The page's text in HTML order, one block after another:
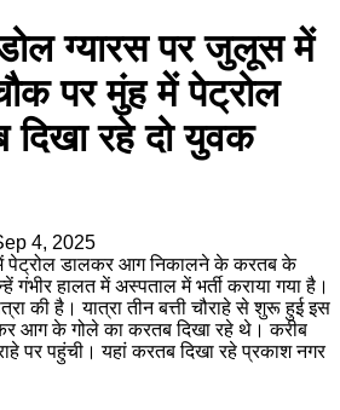
ग्यारस पर जुलूस में
पर मुंह में पेट्रोल
रहे दो युवक
4, 2025
पेट्रोल डालकर आग निकालने के करतब के
हालत में अस्पताल में भर्ती कराया गया है।
की है। यात्रा तीन बत्ती चौराहे से शुरू हुई इस
आग के गोले का करतब दिखा रहे थे। करीब
पर पहुंची। यहां करतब दिखा रहे प्रकाश नगर